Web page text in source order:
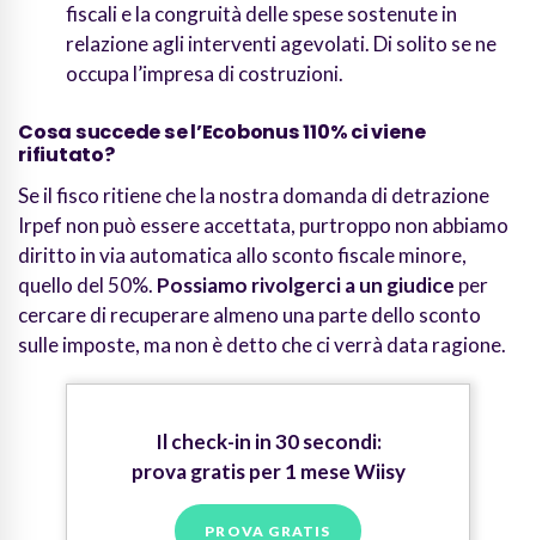
fiscali e la congruità delle spese sostenute in
relazione agli interventi agevolati. Di solito se ne
occupa l’impresa di costruzioni.
Cosa succede se l’Ecobonus 110% ci viene
rifiutato?
Se il fisco ritiene che la nostra domanda di detrazione
Irpef non può essere accettata, purtroppo non abbiamo
diritto in via automatica allo sconto fiscale minore,
quello del 50%. Possiamo rivolgerci a un giudice per
cercare di recuperare almeno una parte dello sconto
sulle imposte, ma non è detto che ci verrà data ragione.
Il check-in in 30 secondi:
prova gratis per 1 mese Wiisy
PROVA GRATIS